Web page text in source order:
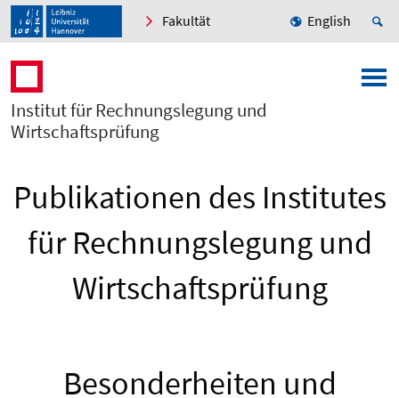
Fakultät English
Institut für Rechnungslegung und
Wirtschaftsprüfung
Publikationen des Institutes
für Rechnungslegung und
Wirtschaftsprüfung
Besonderheiten und